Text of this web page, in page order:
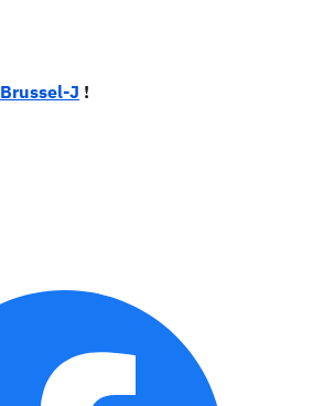
Brussel-J !